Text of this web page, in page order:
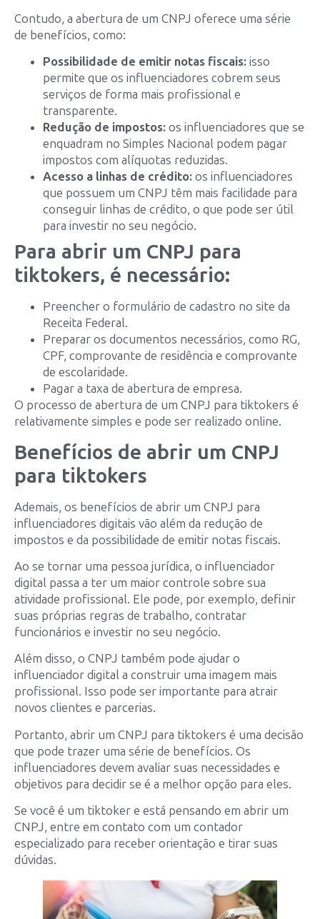
Contudo, a abertura de um CNPJ oferece uma série
de benefícios, como:
Possibilidade de emitir notas fiscais: isso
permite que os influenciadores cobrem seus
serviços de forma mais profissional e
transparente.
Redução de impostos: os influenciadores que se
enquadram no Simples Nacional podem pagar
impostos com alíquotas reduzidas.
Acesso a linhas de crédito: os influenciadores
que possuem um CNPJ têm mais facilidade para
conseguir linhas de crédito, o que pode ser útil
para investir no seu negócio.
Para abrir um CNPJ para
tiktokers, é necessário:
Preencher o formulário de cadastro no site da
Receita Federal.
Preparar os documentos necessários, como RG,
CPF, comprovante de residência e comprovante
de escolaridade.
Pagar a taxa de abertura de empresa.
O processo de abertura de um CNPJ para tiktokers é
relativamente simples e pode ser realizado online.
Benefícios de abrir um CNPJ
para tiktokers
Ademais, os benefícios de abrir um CNPJ para
influenciadores digitais vão além da redução de
impostos e da possibilidade de emitir notas fiscais.
Ao se tornar uma pessoa jurídica, o influenciador
digital passa a ter um maior controle sobre sua
atividade profissional. Ele pode, por exemplo, definir
suas próprias regras de trabalho, contratar
funcionários e investir no seu negócio.
Além disso, o CNPJ também pode ajudar o
influenciador digital a construir uma imagem mais
profissional. Isso pode ser importante para atrair
novos clientes e parcerias.
Portanto, abrir um CNPJ para tiktokers é uma decisão
que pode trazer uma série de benefícios. Os
influenciadores devem avaliar suas necessidades e
objetivos para decidir se é a melhor opção para eles.
Se você é um tiktoker e está pensando em abrir um
CNPJ, entre em contato com um contador
especializado para receber orientação e tirar suas
dúvidas.